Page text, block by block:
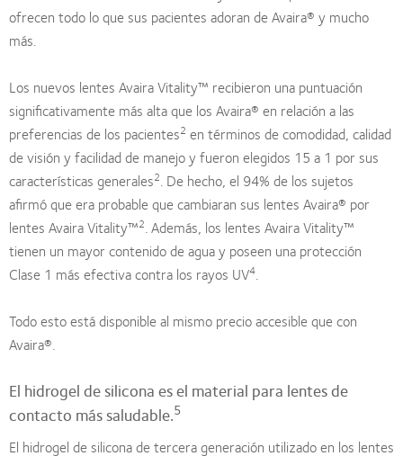
ofrecen todo lo que sus pacientes adoran de Avaira® y mucho
más.
Los nuevos lentes Avaira Vitality™ recibieron una puntuación
significativamente más alta que los Avaira® en relación a las
preferencias de los pacientes2 en términos de comodidad, calidad
de visión y facilidad de manejo y fueron elegidos 15 a 1 por sus
características generales2. De hecho, el 94% de los sujetos
afirmó que era probable que cambiaran sus lentes Avaira® por
lentes Avaira Vitality™2. Además, los lentes Avaira Vitality™
tienen un mayor contenido de agua y poseen una protección
Clase 1 más efectiva contra los rayos UV4.
Todo esto está disponible al mismo precio accesible que con
Avaira®.
El hidrogel de silicona es el material para lentes de
contacto más saludable.5
El hidrogel de silicona de tercera generación utilizado en los lentes